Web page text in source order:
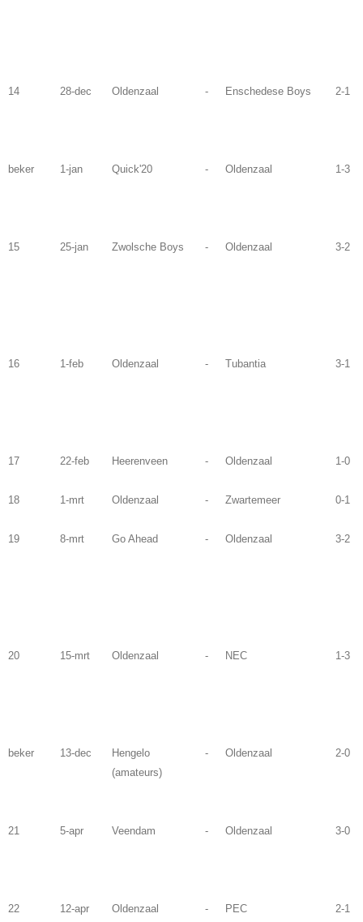
14 28-dec Oldenzaal - Enschedese Boys 2-1
beker 1-jan Quick'20 - Oldenzaal 1-3
15 25-jan Zwolsche Boys - Oldenzaal 3-2
16 1-feb Oldenzaal - Tubantia 3-1
17 22-feb Heerenveen - Oldenzaal 1-0
18 1-mrt Oldenzaal - Zwartemeer 0-1
19 8-mrt Go Ahead - Oldenzaal 3-2
20 15-mrt Oldenzaal - NEC 1-3
beker 13-dec Hengelo - Oldenzaal
2-0
(amateurs)
21 5-apr Veendam - Oldenzaal 3-0
22 12-apr Oldenzaal - PEC 2-1